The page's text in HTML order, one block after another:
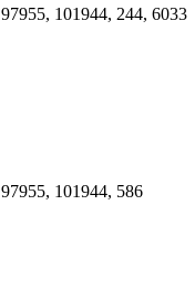
97955, 101944, 244, 6033
97955, 101944, 586